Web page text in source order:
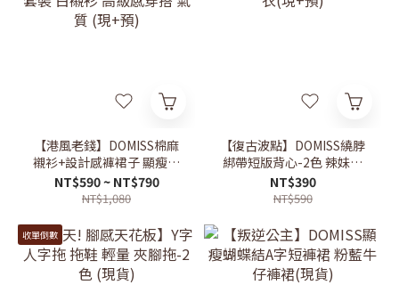
【港風老錢】DOMISS棉麻
襯衫+設計感褲裙子 顯瘦套
裝 白襯衫 高級感穿搭 氣質
(現+預)
NT$590 ~ NT$790
NT$1,080
【復古波點】DOMISS繞脖
綁帶短版背心-2色 辣妹上
衣(現+預)
NT$390
NT$590
收單倒數